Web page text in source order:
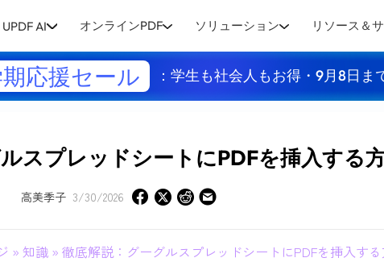
UPDF AI オンラインPDF ソリューション リソース＆
応援セール ：学生も社会人もお得・9月8日ま
スプレッドシートにPDFを挿入する
高美季子 3/30/2026
» 知識» 徹底解説：グーグルスプレッドシートにPDFを挿入す